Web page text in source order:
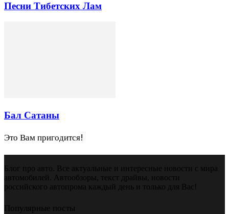
Песни Тибетских Лам
Бал Сатаны
Это Вам пригодится!
Блог про авто. Все актуальные и интересные новости с мира
автомобилей. Автообзоры, текст драйвы, новости
российского автопрома каждый день и только для Вас!
Популярные посты